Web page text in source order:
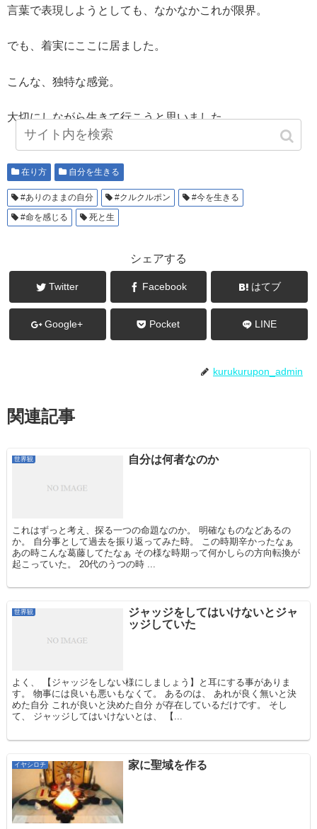
言葉で表現しようとしても、なかなかこれが限界。
でも、着実にここに居ました。
こんな、独特な感覚。
大切にしながら生きて行こうと思いました。
在り方 自分を生きる
#ありのままの自分 #クルクルポン
#今を生きる
#命を感じる
死と生
シェアする
Twitter Facebook はてブ
Google+ Pocket LINE
kurukurupon_admin
関連記事
世界観 自分は何者なのか
これはずっと考え、探る一つの命題なのか。 明確なものなどあるの
か。 自分事として過去を振り返ってみた時。 この時期辛かったなぁ
あの時こんな葛藤してたなぁ その様な時期って何かしらの方向転換が
起こっていた。 20代のうつの時 ...
世界観
ジャッジをしてはいけないとジャ
ッジしていた
よく、 【ジャッジをしない様にしましょう】と耳にする事がありま
す。 物事には良いも悪いもなくて。 あるのは、 あれが良く無いと決
めた自分 これが良いと決めた自分 が存在しているだけです。 そし
て、 ジャッジしてはいけないとは、 【...
イヤシロチ 家に聖域を作る